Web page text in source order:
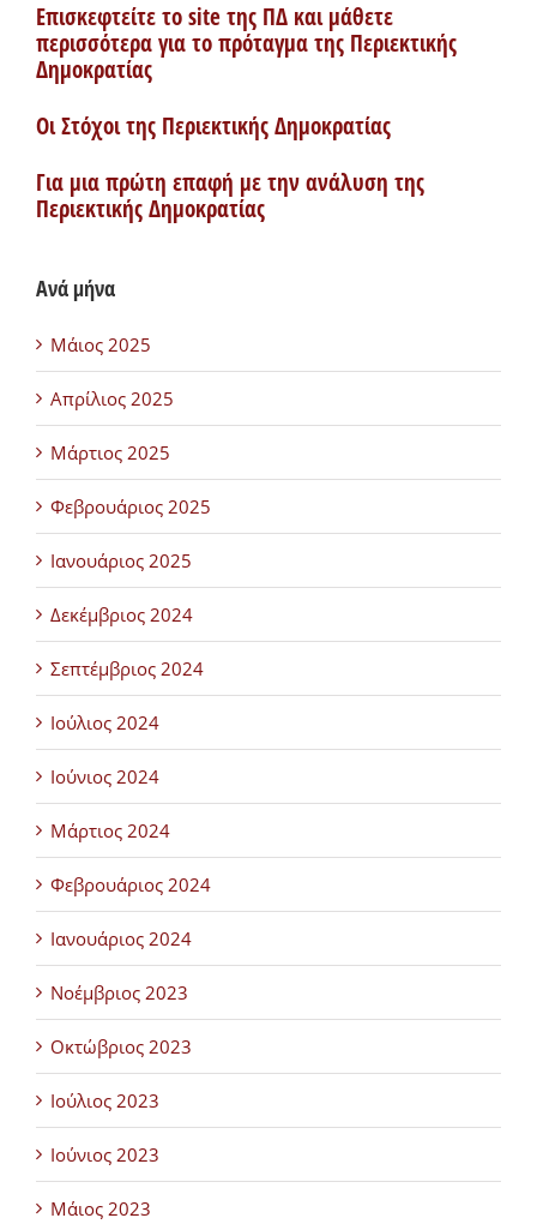
Επισκεφτείτε το site της ΠΔ και μάθετε
περισσότερα για το πρόταγμα της Περιεκτικής
Δημοκρατίας
Οι Στόχοι της Περιεκτικής Δημοκρατίας
Για μια πρώτη επαφή με την ανάλυση της
Περιεκτικής Δημοκρατίας
Ανά μήνα
Μάιος 2025
Απρίλιος 2025
Μάρτιος 2025
Φεβρουάριος 2025
Ιανουάριος 2025
Δεκέμβριος 2024
Σεπτέμβριος 2024
Ιούλιος 2024
Ιούνιος 2024
Μάρτιος 2024
Φεβρουάριος 2024
Ιανουάριος 2024
Νοέμβριος 2023
Οκτώβριος 2023
Ιούλιος 2023
Ιούνιος 2023
Μάιος 2023